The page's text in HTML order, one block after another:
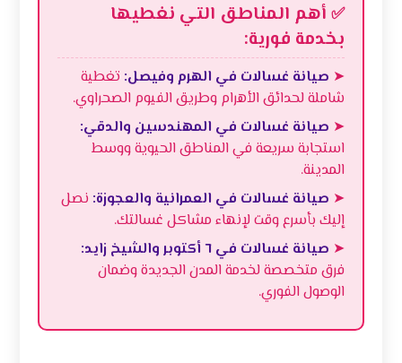
✅ أهم المناطق التي نغطيها
بخدمة فورية:
➤ صيانة غسالات في الهرم وفيصل: تغطية
شاملة لحدائق الأهرام وطريق الفيوم الصحراوي.
➤ صيانة غسالات في المهندسين والدقي:
استجابة سريعة في المناطق الحيوية ووسط
المدينة.
➤ صيانة غسالات في العمرانية والعجوزة: نصل
إليك بأسرع وقت لإنهاء مشاكل غسالتك.
➤ صيانة غسالات في ٦ أكتوبر والشيخ زايد:
فرق متخصصة لخدمة المدن الجديدة وضمان
الوصول الفوري.